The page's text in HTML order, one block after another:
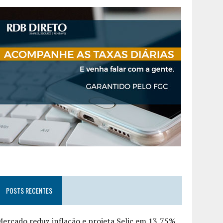
POSTS RECENTES
reduz inflação e projeta Selic em 13,75%